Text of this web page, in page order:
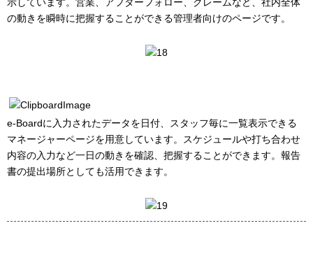
の動きを瞬時に把握することができる管理者向けのページです。
e-Boardに入力されたデータを日付、スタッフ毎に一覧表示できる
マネージャーページを用意しています。スケジュールや打ち合わせ
内容の入力など一日の動きを確認、把握することができます。報告
書の提出場所としても活用できます。